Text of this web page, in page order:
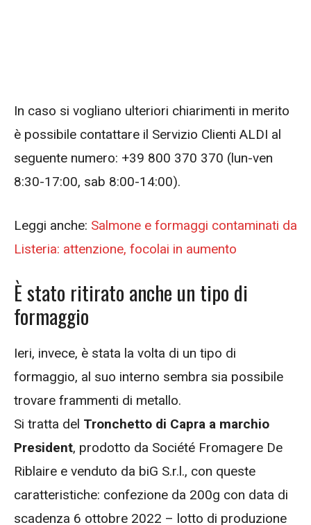
In caso si vogliano ulteriori chiarimenti in merito
è possibile contattare il Servizio Clienti ALDI al
seguente numero: +39 800 370 370 (lun-ven
8:30-17:00, sab 8:00-14:00).
Leggi anche: Salmone e formaggi contaminati da
Listeria: attenzione, focolai in aumento
È stato ritirato anche un tipo di
formaggio
Ieri, invece, è stata la volta di un tipo di
formaggio, al suo interno sembra sia possibile
trovare frammenti di metallo.
Si tratta del Tronchetto di Capra a marchio
President, prodotto da Société Fromagere De
Riblaire e venduto da biG S.r.l., con queste
caratteristiche: confezione da 200g con data di
scadenza 6 ottobre 2022 – lotto di produzione